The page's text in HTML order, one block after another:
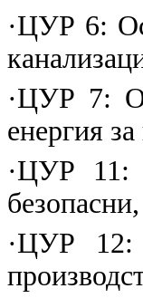
·ЦУР 6:
·ЦУР 7:
енергия
·ЦУР 11:
·ЦУР 12: